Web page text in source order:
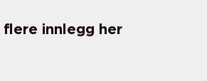
flere innlegg her